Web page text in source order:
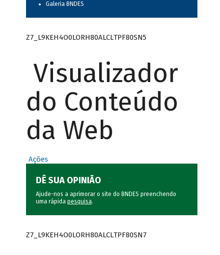
Galeria BNDES
Z7_L9KEH4O0LORH80ALCLTPF80SN5
Visualizador
do Conteúdo
da Web
Ações
DÊ SUA OPINIÃO
Ajude-nos a aprimorar o site do BNDES preenchendo
uma rápida pesquisa.
Z7_L9KEH4O0LORH80ALCLTPF80SN7